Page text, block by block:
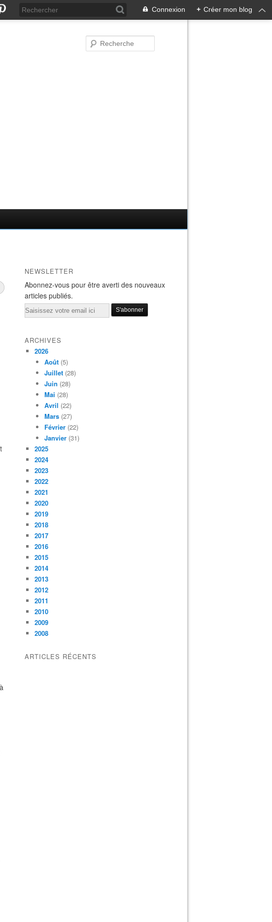
Connexion + Créer mon blog
NEWSLETTER
Abonnez-vous pour être averti des nouveaux
articles publiés.
Email
ARCHIVES
2026
Août (5)
Juillet (28)
Juin (28)
Mai (28)
Avril (22)
Mars (27)
Février (22)
Janvier (31)
2025
2024
2023
2022
2021
2020
2019
2018
2017
2016
2015
2014
2013
2012
2011
2010
2009
2008
ARTICLES RÉCENTS